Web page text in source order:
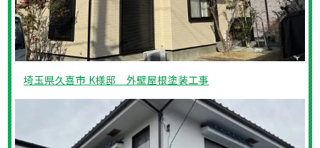
埼玉県久喜市 K様邸 外壁屋根塗装工事